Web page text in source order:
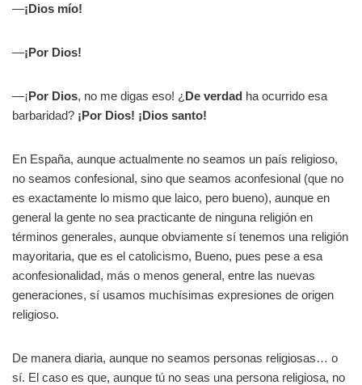
—¡Dios mío!
—¡Por Dios!
—¡Por Dios, no me digas eso! ¿ De verdad ha ocurrido esa
barbaridad? ¡Por Dios! ¡Dios santo!
En España, aunque actualmente no seamos un país religioso,
no seamos confesional, sino que seamos aconfesional (que no
es exactamente lo mismo que laico, pero bueno), aunque en
general la gente no sea practicante de ninguna religión en
términos generales, aunque obviamente sí tenemos una religión
mayoritaria, que es el catolicismo, Bueno, pues pese a esa
aconfesionalidad, más o menos general, entre las nuevas
generaciones, sí usamos muchísimas expresiones de origen
religioso.
De manera diaria, aunque no seamos personas religiosas… o
sí. El caso es que, aunque tú no seas una persona religiosa, no